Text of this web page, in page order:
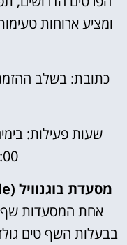
ומציע ארוחות
כתובת: בשלב
שעות פעילות:
18:00
מסעדת בוגנוויל (Restaurant Bougainville)
אחת המסעדות שף
בבעלות השף טים